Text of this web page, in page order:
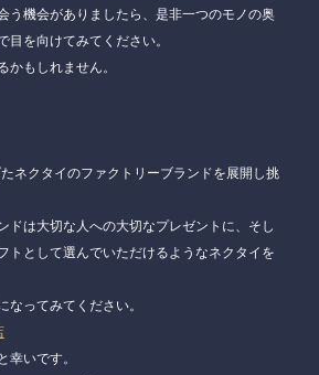
う機会がありましたら、是非一つのモノの奥
目を向けてみてください。
かもしれません。
ネクタイのファクトリーブランドを展開し挑
ドは大切な人への大切なプレゼントに、そし
トとして選んでいただけるようなネクタイを
なってみてください。
幸いです。